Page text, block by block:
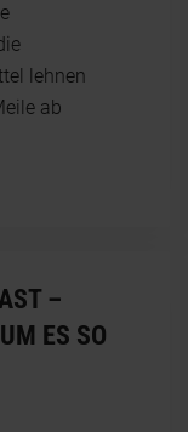
lehnen
ab
–
ES SO